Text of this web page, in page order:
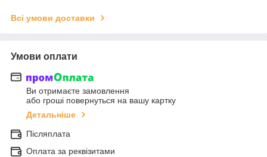
Всі умови доставки
Умови оплати
Ви отримаєте замовлення
або гроші повернуться на вашу картку
Детальніше
Післяплата
Оплата за реквізитами